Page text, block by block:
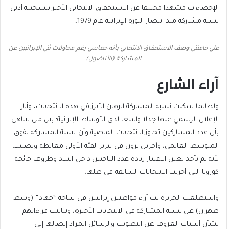
الإحصاءات مشهدا مختلفا عن الاستحقاق الانتخابي الأخير بتسجيله أدنى
نسبة مشاركة منذ انتصار الثورة الإيرانية عام 1979.
علي خامنئي وصف الاستحقاق الانتخابي بأنه حماسي رغم محاولات ثني الإيرانيين عن
المشاركة (الأناضول)
آراء الشارع
ولطالما شكلت نسبة المشاركة الرهان الأبرز في هذه الانتخابات، وأثار
الإعلان الرسمي عنها جدلا واسعا لدى الأوساط الإيرانية؛ بين من يتباهى
بأن عدد المشاركين تجاوز الانتخابات الماضية وأن نسبة المشاركة تفوق
المتوسط العالمي، وآخرين يرون في تبرير الفئة الأولى مغالطة وتضليلا،
لأنه لم يأخذ بعين الاعتبار زيادة عدد الناخبين داخل البلاد وظروف جائحة
كورونا التي أجريت الانتخابات السابقة في ظلها.
واستطلعت الجزيرة نت آراء مواطنين إيرانيين في ساحة “جهاد” (وسط
طهران) عن نسبة المشاركة في الانتخابات الأخيرة، وتباينت قراءاتهم
بشأن أسباب العزوف عن التصويت والرسائل المراد إيصالها إلى